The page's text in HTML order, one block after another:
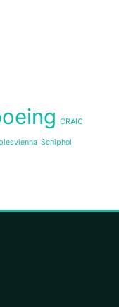
CRAIC
Schiphol